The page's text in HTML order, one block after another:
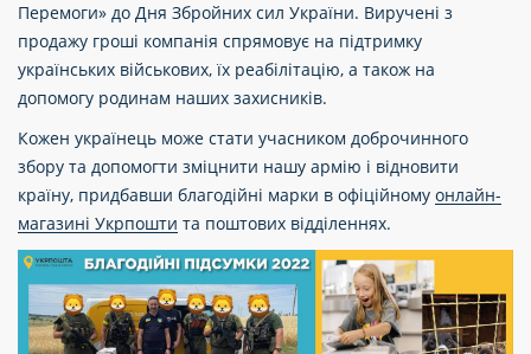
Перемоги» до Дня Збройних сил України. Виручені з
продажу гроші компанія спрямовує на підтримку
українських військових, їх реабілітацію, а також на
допомогу родинам наших захисників.
Кожен українець може стати учасником доброчинного
збору та допомогти зміцнити нашу армію і відновити
країну, придбавши благодійні марки в офіційному онлайн-
магазині Укрпошти та поштових відділеннях.